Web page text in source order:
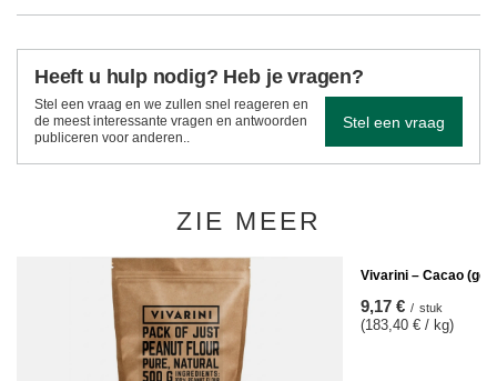
Heeft u hulp nodig? Heb je vragen?
Stel een vraag en we zullen snel reageren en
de meest interessante vragen en antwoorden
publiceren voor anderen..
Stel een vraag
ZIE MEER
Vivarini – Cacao
9,17 € / stuk
(183,40 € / kg)